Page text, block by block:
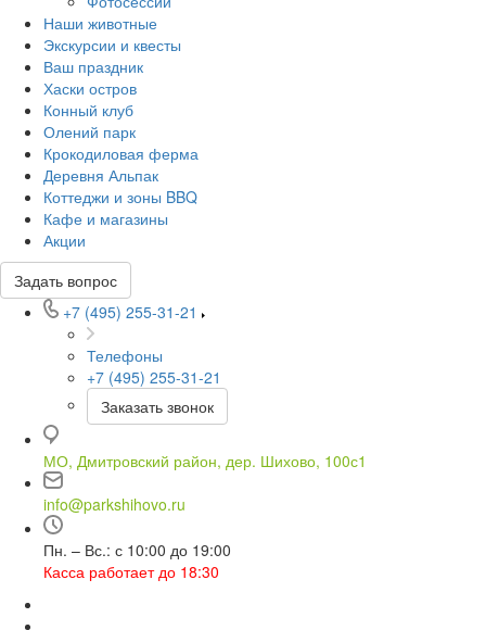
Наши животные
Экскурсии и квесты
Ваш праздник
Хаски остров
Конный клуб
Олений парк
Крокодиловая ферма
Деревня Альпак
Коттеджи и зоны BBQ
Кафе и магазины
Акции
Задать вопрос
+7 (495) 255-31-21
Телефоны
+7 (495) 255-31-21
Заказать звонок
МО, Дмитровский район, дер. Шихово, 100с1
info@parkshihovo.ru
Пн. – Вс.: с 10:00 до 19:00
Касса работает до 18:30